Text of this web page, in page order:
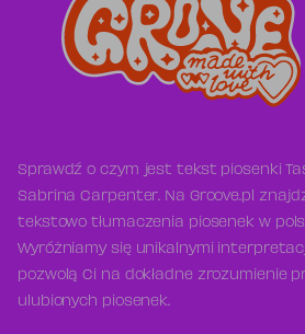
Sprawdź o czym jest tekst piosenki
Sabrina Carpenter. Na Groove.pl
tekstowo tłumaczenia piosenek w
Wyróżniamy się unikalnymi
pozwolą Ci na dokładne zrozumienie
ulubionych piosenek.